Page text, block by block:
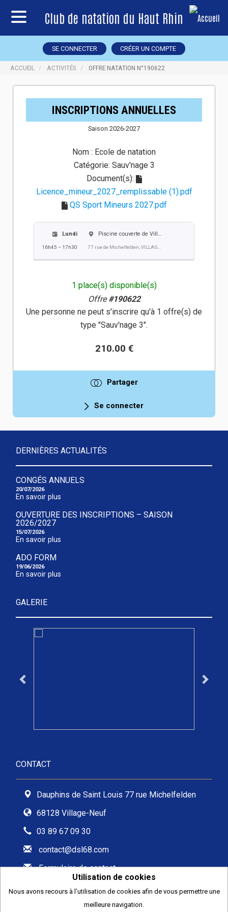
Club de natation du Haut Rhin
SE CONNECTER CRÉER UN COMPTE
ACCUEIL ACTIVITÉS OFFRE NATATION N°190622
INSCRIPTIONS ANNUELLES
Saison 2026-2027
Nom : Ecole de natation
Catégorie: Sauv'nage 3
Document(s):
Licence_mineur_2027_remplissable (1).pdf
QS Sport Mineurs 2027.pdf
Lundi
16h45 – 17h30
Piscine couverte de Village-Neuf
1 place(s) disponible(s)
Offre#190622
Une personne ne peut s'inscrire qu'à 1 offre(s) de
type "Sauv'nage 3".
210.00 €
Partager
Se connecter
DERNIÈRES ACTUALITÉS
CONGÉS ANNUELS
20/07/2026
En savoir plus
OUVERTURE DES INSCRIPTIONS – SAISON
2026/2027
15/07/2026
En savoir plus
ADO FORM
19/06/2026
En savoir plus
GALERIE
CONTACT
Dauphins de Saint Louis 77 rue Michelfelden
68128 Village-Neuf
03 89 67 09 30
contact@dsl68.com
Formulaire de contact
2026
Utilisation de cookies
Nous avons recours à l'utilisation de cookies afin de vous permettre une
meilleure navigation.